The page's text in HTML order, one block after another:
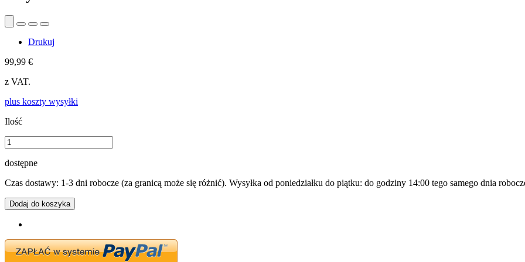
Drukuj
99,99 €
z VAT.
plus koszty wysyłki
Ilość
dostępne
Czas dostawy: 1-3 dni robocze (za granicą może się różnić). Wysyłka od poniedziałku do piątku: do godziny 14:00 tego samego dnia
Dodaj do koszyka